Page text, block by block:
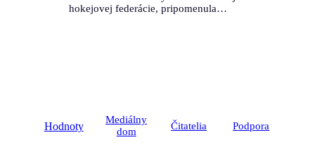
hokejovej federácie, pripomenula…
Hodnoty
Mediálny
dom
Čitatelia Podpora